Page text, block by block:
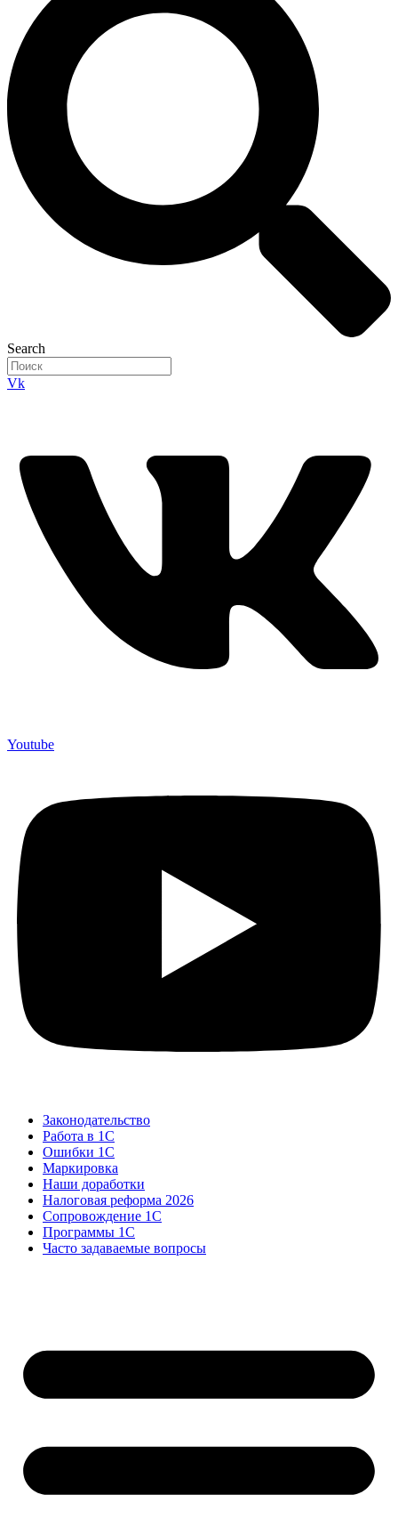
Search
Vk
Youtube
Законодательство
Работа в 1С
Ошибки 1С
Маркировка
Наши доработки
Налоговая реформа 2026
Сопровождение 1С
Программы 1С
Часто задаваемые вопросы